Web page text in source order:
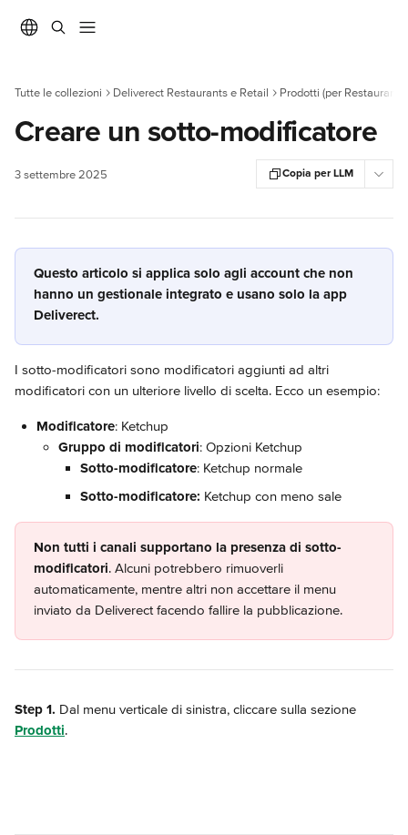
Tutte le collezioni Deliverect Restaurants e Retail Prodotti (per Restaurants)
Creare un sotto-modificatore
3 settembre 2025 Copia per LLM
Questo articolo si applica solo agli account che non
hanno un gestionale integrato e usano solo la app
Deliverect.
I sotto-modificatori sono modificatori aggiunti ad altri
modificatori con un ulteriore livello di scelta. Ecco un esempio:
Modificatore: Ketchup
Gruppo di modificatori: Opzioni Ketchup
Sotto-modificatore: Ketchup normale
Sotto-modificatore: Ketchup con meno sale
Non tutti i canali supportano la presenza di sotto-
modificatori. Alcuni potrebbero rimuoverli
automaticamente, mentre altri non accettare il menu
inviato da Deliverect facendo fallire la pubblicazione.
Step 1. Dal menu verticale di sinistra, cliccare sulla sezione
Prodotti.